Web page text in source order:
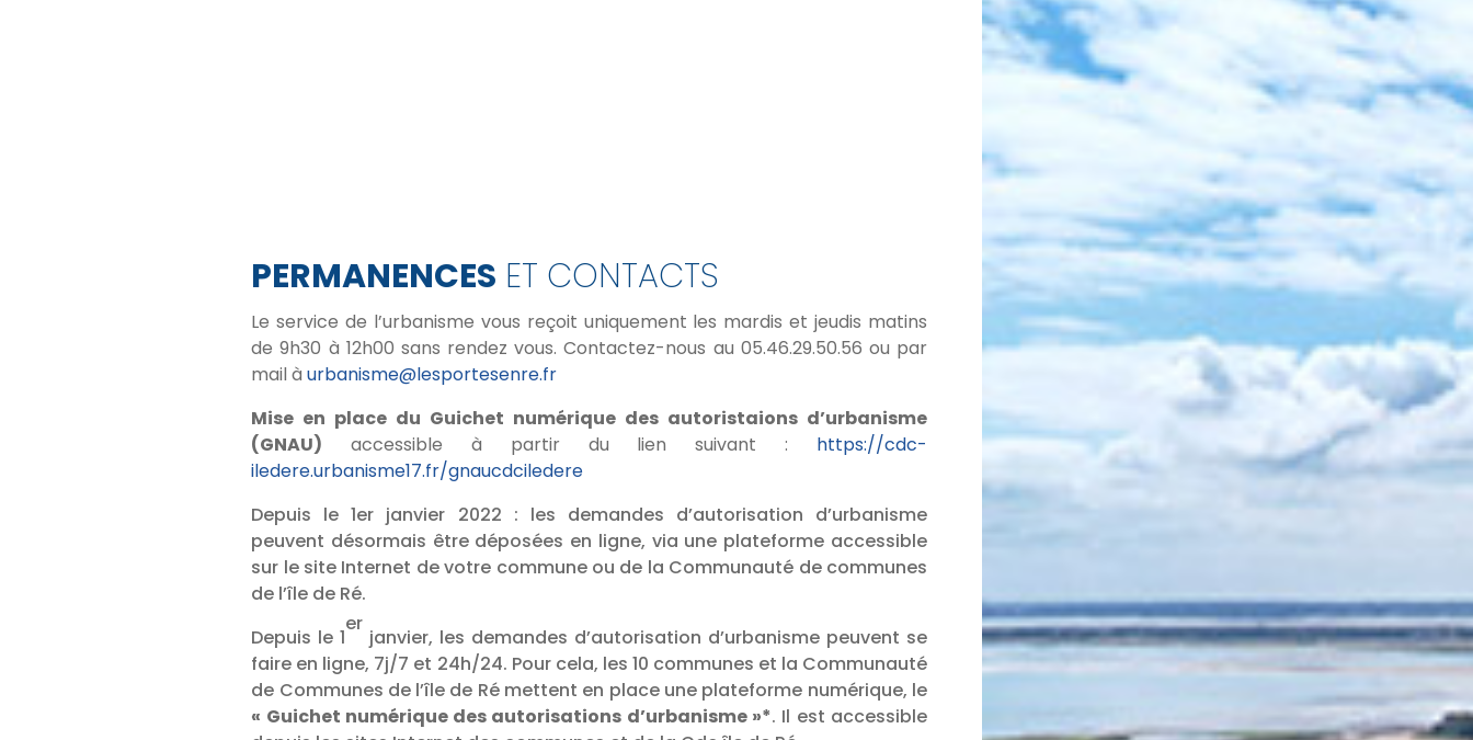
PERMANENCES ET CONTACTS
Le service de l’urbanisme vous reçoit uniquement les mardis et jeudis matins
de 9h30 à 12h00 sans rendez vous. Contactez-nous au 05.46.29.50.56 ou par
mail àurbanisme@lesportesenre.fr
Mise en place du Guichet numérique des autoristaions d’urbanisme
(GNAU) accessible à partir du lien suivant : https://cdc-
iledere.urbanisme17.fr/gnaucdciledere
Depuis le 1er janvier 2022 : les demandes d’autorisation d’urbanisme
peuvent désormais être déposées en ligne, via une plateforme accessible
sur le site Internet de votre commune ou de la Communauté de communes
de l’île de Ré.
Depuis le 1
er
janvier, les demandes d’autorisation d’urbanisme peuvent se
faire en ligne, 7j/7 et 24h/24. Pour cela, les 10 communes et la Communauté
de Communes de l’île de Ré mettent en place une plateforme numérique, le
« Guichet numérique des autorisations d’urbanisme »*. Il est accessible